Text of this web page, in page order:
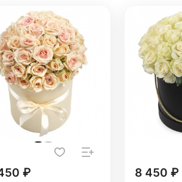
₽ 8 450 ₽